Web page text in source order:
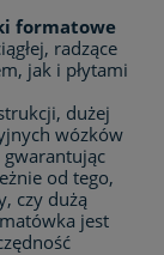
formatowe
radzące
jak i płytami
dużej
wózków
od tego,
czy dużą
jest